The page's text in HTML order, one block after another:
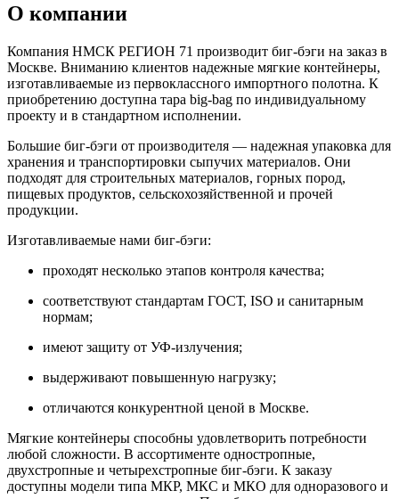
О компании
Компания НМСК РЕГИОН 71 производит биг-бэги на заказ в
Москве. Вниманию клиентов надежные мягкие контейнеры,
изготавливаемые из первоклассного импортного полотна. К
приобретению доступна тара big-bag по индивидуальному
проекту и в стандартном исполнении.
Большие биг-бэги от производителя — надежная упаковка для
хранения и транспортировки сыпучих материалов. Они
подходят для строительных материалов, горных пород,
пищевых продуктов, сельскохозяйственной и прочей
продукции.
Изготавливаемые нами биг-бэги:
проходят несколько этапов контроля качества;
соответствуют стандартам ГОСТ, ISO и санитарным
нормам;
имеют защиту от УФ-излучения;
выдерживают повышенную нагрузку;
отличаются конкурентной ценой в Москве.
Мягкие контейнеры способны удовлетворить потребности
любой сложности. В ассортименте одностропные,
двухстропные и четырехстропные биг-бэги. К заказу
доступны модели типа МКР, МКС и МКО для одноразового и